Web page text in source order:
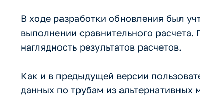
В ходе разработки обновления был
выполнении сравнительного
наглядность результатов расчетов.
Как и в предыдущей версии
данных по трубам из альтернативных